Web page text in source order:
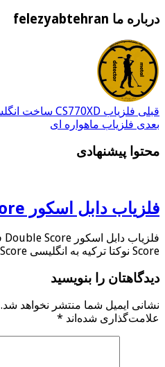
درباره ما felezyabtehran
قبلی فلزیاب CS770XD ساخت انگلستان
بعدی فلزیاب ماهواره ای
محتوا پیشنهادی
فلزیاب دابل اسکور Double Score
Score نوکتا ترکیه به انگلیسی Double Score …
دیدگاهتان را بنویسید
نشانی ایمیل شما منتشر نخواهد شد.
علامت‌گذاری شده‌اند *